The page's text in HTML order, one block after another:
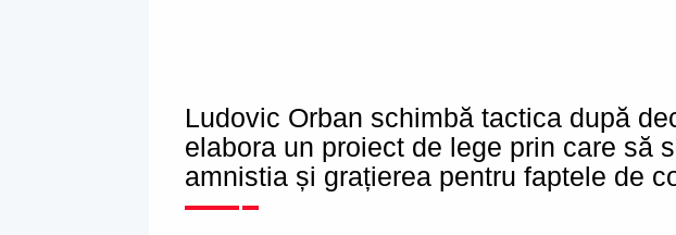
Ludovic Orban schimbă tactica după
elabora un proiect de lege prin care să
amnistia și grațierea pentru faptele de